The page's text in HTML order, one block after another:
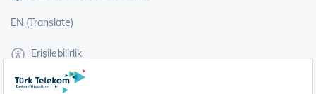
EN (Translate)
Erişilebilirlik
İşaret Dili Çevirisi